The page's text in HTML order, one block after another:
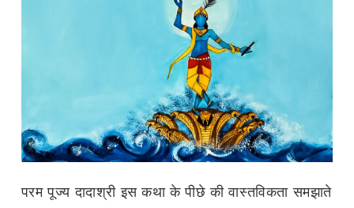
परम पूज्य दादाश्री इस कथा के पीछे की वास्तविकता समझाते